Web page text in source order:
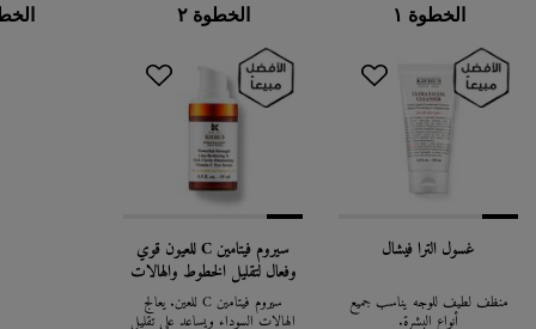
الخطوة ١
غسول الترا فيشال
منظف لطيف للوجه يناسب جميع
أنواع البشرة.
الخطوة ٢
سيروم فيتامين C للعيون قوي
وفعال لتقليل الخطوط والهالات
السوداءسيروم فيتامين C للعين. يُعالج
الهالات السوداء ويساعد على تقليل